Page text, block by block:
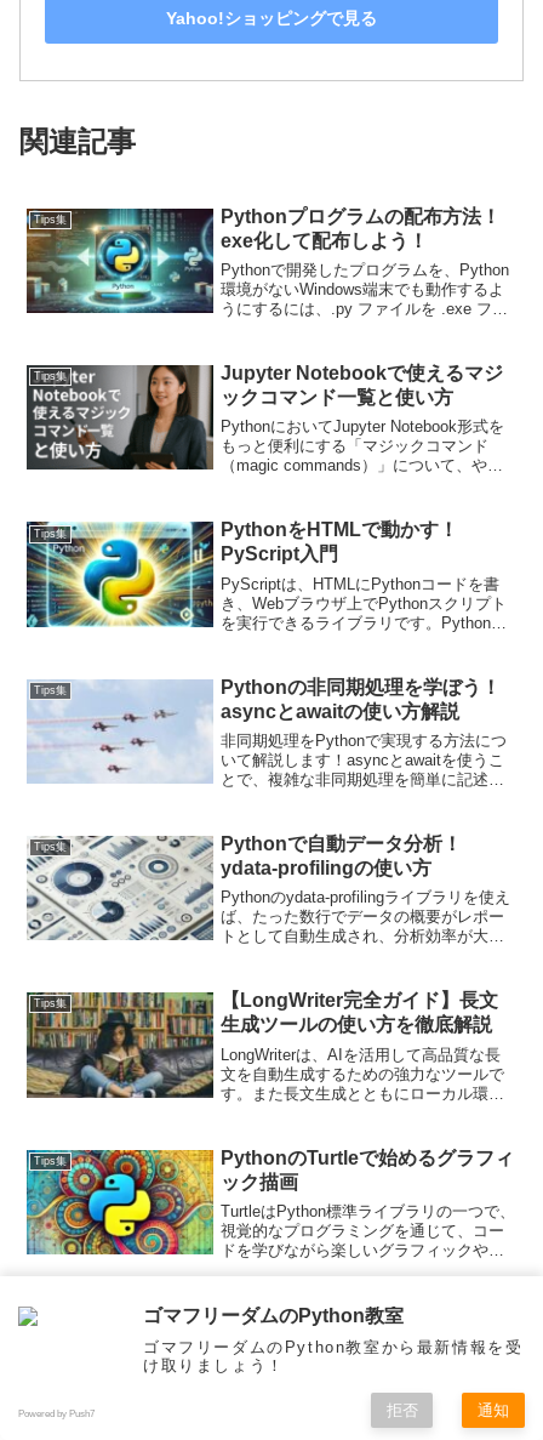
Yahoo!ショッピングで見る
関連記事
Tips集
Pythonプログラムの配布方法！
exe化して配布しよう！
Pythonで開発したプログラムを、Python
環境がないWindows端末でも動作するよ
うにするには、.py ファイルを .exe ファ
き、エンドユーザーの利便性が向上しま
す。
Tips集
Jupyter Notebookで使えるマジ
ックコマンド一覧と使い方
PythonにおいてJupyter Notebook形式を
もっと便利にする「マジックコマンド
（magic commands）」について、やさ
快適になります！
Tips集
PythonをHTMLで動かす！
PyScript入門
PyScriptは、HTMLにPythonコードを書
き、Webブラウザ上でPythonスクリプト
を実行できるライブラリです。Pythonで
PyScriptの基本と応用例を紹介します。
Tips集
Pythonの非同期処理を学ぼう！
asyncとawaitの使い方解説
非同期処理をPythonで実現する方法につ
いて解説します！asyncとawaitを使うこ
とで、複雑な非同期処理を簡単に記述で
す。また、複数のタスクを同時に実行す
るためのasyncio.gatherや、エラーを適切
に処理するためのtry/exceptといった技法
も組み合わせると効果的です。
Tips集
Pythonで自動データ分析！
ydata-profilingの使い方
Pythonのydata-profilingライブラリを使え
ば、たった数行でデータの概要がレポー
トとして自動生成され、分析効率が大幅
順から、応用例までを紹介します。
Tips集
【LongWriter完全ガイド】長文
生成ツールの使い方を徹底解説
LongWriterは、AIを活用して高品質な長
文を自動生成するための強力なツールで
す。また長文生成とともにローカル環境
インストールからテキスト生成の実行ま
での手順を詳細に解説します。
Tips集
PythonのTurtleで始めるグラフィ
ック描画
TurtleはPython標準ライブラリの一つで、
視覚的なプログラミングを通じて、コー
ドを学びながら楽しいグラフィックやア
の描画やアニメーション描画といった応
用例について詳しく見ていきましょう。
Tips集
MetaのSAMとは？最新AIモデル
で画像を自由にセグメント！
Metaが開発した SAM(Segment Anything
にセグメントできる革新的なAIモデルと
して注目を集めています。本記事では、
トップ サイドバー
ゴマフリーダムのPython教室
ゴマフリーダムのPython教室から最新情報を受
け取りましょう！
Powered by Push7 拒否 通知